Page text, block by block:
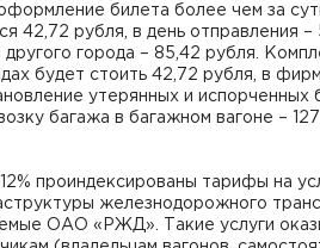
билета более чем за
42,72 рубля, в день отправления –
города – 85,42 рубля.
будет стоить 42,72 рубля, в
утерянных и испорченных
багажа в багажном вагоне –
проиндексированы тарифы на
железнодорожного
ОАО «РЖД». Такие услуги